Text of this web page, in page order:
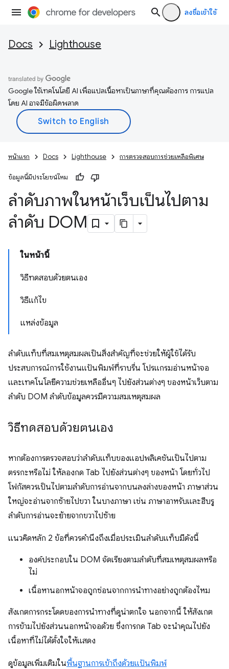
ลงชื่อเข้าใช้
Docs Lighthouse
Google ใช้เทคโนโลยี AI เพื่อแปลเนื้อหาเป็นภาษาที่คุณต้องการ การแปล
โดย AI อาจมีข้อผิดพลาด
หน้าแรก Docs Lighthouse การตรวจสอบการช่วยเหลือพิเศษ
ข้อมูลนี้มีประโยชน์ไหม
ลำดับภาพในหน้าเว็บเป็นไปตาม
ลำดับ DOM
ในหน้านี้
วิธีทดสอบด้วยตนเอง
วิธีแก้ไข
แหล่งข้อมูล
ลำดับแท็บที่สมเหตุสมผลเป็นสิ่งสําคัญที่จะช่วยให้ผู้ใช้ได้รับ
ประสบการณ์การใช้งานแป้นพิมพ์ที่ราบรื่น โปรแกรมอ่านหน้าจอ
และเทคโนโลยีความช่วยเหลืออื่นๆ ไปยังส่วนต่างๆ ของหน้าเว็บตาม
ลำดับ DOM ลำดับข้อมูลควรมีความสมเหตุสมผล
วิธีทดสอบด้วยตนเอง
หากต้องการตรวจสอบว่าลําดับแท็บของแอปพลิเคชันเป็นไปตาม
ตรรกะหรือไม่ ให้ลองกด Tab ไปยังส่วนต่างๆ ของหน้า โดยทั่วไป
โฟกัสควรเป็นไปตามลำดับการอ่านจากบนลงล่างของหน้า ภาษาส่วน
ใหญ่จะอ่านจากซ้ายไปขวา ในบางภาษา เช่น ภาษาอาหรับและฮีบรู
ลำดับการอ่านจะย้ายจากขวาไปซ้าย
แนวคิดหลัก 2 ข้อที่ควรคำนึงถึงเมื่อประเมินลําดับแท็บมีดังนี้
องค์ประกอบใน DOM จัดเรียงตามลําดับที่สมเหตุสมผลหรือ
ไม่
เนื้อหานอกหน้าจอถูกซ่อนจากการนำทางอย่างถูกต้องไหม
สังเกตการกระโดดของการนำทางที่ดูน่าตกใจ นอกจากนี้ ให้สังเกต
การข้ามไปยังส่วนนอกหน้าจอด้วย ซึ่งการกด Tab จะนําคุณไปยัง
เนื้อหาที่ไม่ได้ตั้งใจให้แสดง
ดูข้อมูลเพิ่มเติมในพื้นฐานการเข้าถึงด้วยแป้นพิมพ์